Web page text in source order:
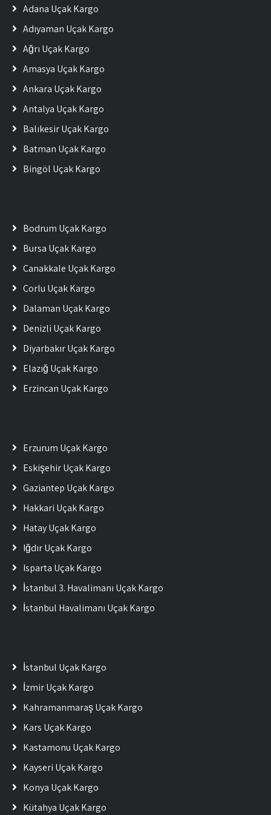
Adana Uçak Kargo
Adıyaman Uçak Kargo
Ağrı Uçak Kargo
Amasya Uçak Kargo
Ankara Uçak Kargo
Antalya Uçak Kargo
Balıkesir Uçak Kargo
Batman Uçak Kargo
Bingöl Uçak Kargo
Bodrum Uçak Kargo
Bursa Uçak Kargo
Çanakkale Uçak Kargo
Çorlu Uçak Kargo
Dalaman Uçak Kargo
Denizli Uçak Kargo
Diyarbakır Uçak Kargo
Elazığ Uçak Kargo
Erzincan Uçak Kargo
Erzurum Uçak Kargo
Eskişehir Uçak Kargo
Gaziantep Uçak Kargo
Hakkari Uçak Kargo
Hatay Uçak Kargo
Iğdır Uçak Kargo
Isparta Uçak Kargo
İstanbul 3. Havalimanı Uçak Kargo
İstanbul Havalimanı Uçak Kargo
İstanbul Uçak Kargo
İzmir Uçak Kargo
Kahramanmaraş Uçak Kargo
Kars Uçak Kargo
Kastamonu Uçak Kargo
Kayseri Uçak Kargo
Konya Uçak Kargo
Kütahya Uçak Kargo